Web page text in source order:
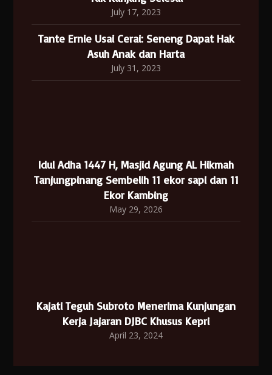
July 17, 2023
Tante Ernie Usai Cerai: Seneng Dapat Hak
Asuh Anak dan Harta
July 31, 2023
Idul Adha 1447 H, Masjid Agung AL Hikmah
Tanjungpinang Sembelih 11 ekor sapi dan 11
Ekor Kambing
May 29, 2026
Kajati Teguh Subroto Menerima Kunjungan
Kerja Jajaran DJBC Khusus Kepri
April 23, 2024